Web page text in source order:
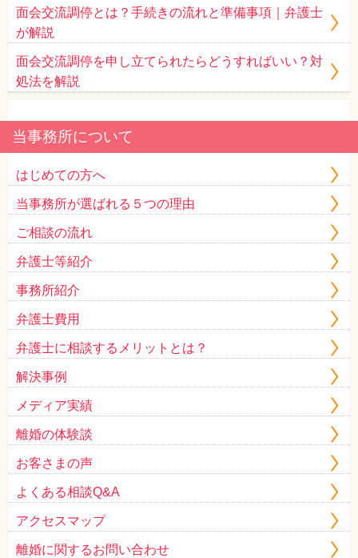
面会交流調停とは？手続きの流れと準備事項｜弁護士
が解説
面会交流調停を申し立てられたらどうすればいい？対
処法を解説
当事務所について
はじめての方へ
当事務所が選ばれる５つの理由
ご相談の流れ
弁護士等紹介
事務所紹介
弁護士費用
弁護士に相談するメリットとは？
解決事例
メディア実績
離婚の体験談
お客さまの声
よくある相談Q&A
アクセスマップ
離婚に関するお問い合わせ